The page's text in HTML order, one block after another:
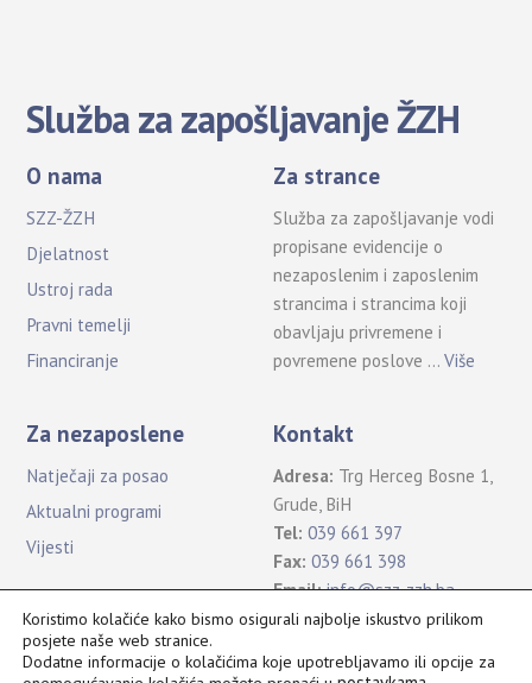
Služba za zapošljavanje ŽZH
O nama
SZZ-ŽZH
Djelatnost
Ustroj rada
Pravni temelji
Financiranje
Za strance
Služba za zapošljavanje vodi
propisane evidencije o
nezaposlenim i zaposlenim
strancima i strancima koji
obavljaju privremene i
povremene poslove …Više
Za nezaposlene
Natječaji za posao
Aktualni programi
Vijesti
Kontakt
Adresa: Trg Herceg Bosne 1,
Grude, BiH
Tel: 039 661 397
Fax: 039 661 398
Email: info@szz-zzh.ba
Koristimo kolačiće kako bismo osigurali najbolje iskustvo prilikom
posjete naše web stranice.
Dodatne informacije o kolačićima koje upotrebljavamo ili opcije za